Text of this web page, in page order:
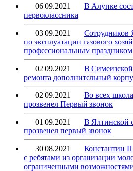
06.09.2021
В Алупке
первоклассника
03.09.2021
Сотрудников
по эксплуатации газового
профессиональным праздником
02.09.2021
В
ремонта дополнительный
02.09.2021
Во всех
прозвенел Первый звонок
01.09.2021
В Ялтинской
прозвенел первый звонок
30.08.2021
Константин
с ребятами из организации
ограниченными